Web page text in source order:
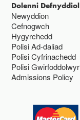
Dolenni Defnyddiol
Newyddion
Cefnogwch
Hygyrchedd
Polisi Ad-daliad
Polisi Cyfrinachedd
Polisi Gwirfoddolwyr
Admissions Policy